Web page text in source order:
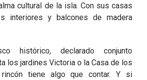
cultural de la isla. Con sus casas
interiores y balcones de madera
histórico, declarado conjunto
los jardines Victoria o la Casa de los
rincón tiene algo que contar. Y si